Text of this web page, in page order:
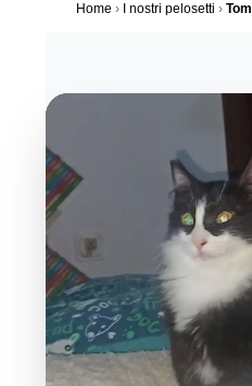
Home › I nostri pelosetti › Tom